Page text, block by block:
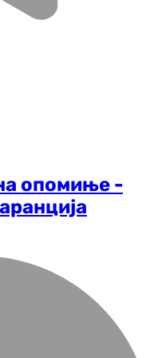
опомиње -